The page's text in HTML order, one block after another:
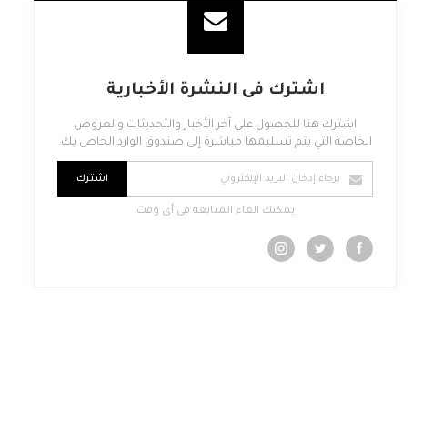
اشترك فى النشرة الأخبارية
اشترك هنا للحصول على آخر الأخبار والتحديثات والعروض
الخاصة التي يتم تسليمها مباشرة إلى صندوق الوارد الخاص بك.
اشترك
يمكنك الغاء المتابعة فى أى وقت